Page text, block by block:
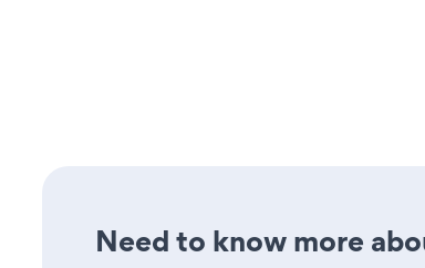
Need to know more